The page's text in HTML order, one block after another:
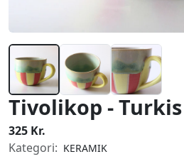
Tivolikop - Turkis
325 Kr.
Kategori: KERAMIK